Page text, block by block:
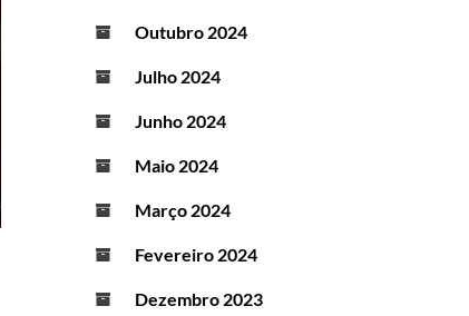
Outubro 2024
Julho 2024
Junho 2024
Maio 2024
Março 2024
Fevereiro 2024
Dezembro 2023